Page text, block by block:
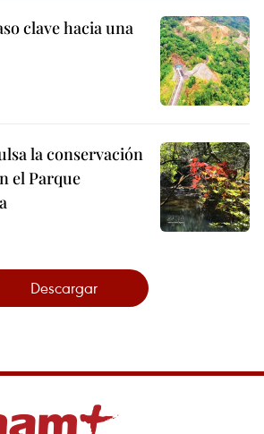
clave hacia una
la conservación
el Parque
Descargar